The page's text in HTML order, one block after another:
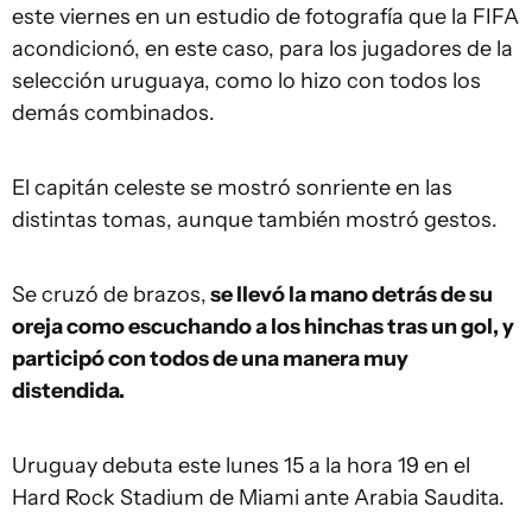
este viernes en un estudio de fotografía que la FIFA
acondicionó, en este caso, para los jugadores de la
selección uruguaya, como lo hizo con todos los
demás combinados.
El capitán celeste se mostró sonriente en las
distintas tomas, aunque también mostró gestos.
Se cruzó de brazos,se llevó la mano detrás de su
oreja como escuchando a los hinchas tras un gol, y
participó con todos de una manera muy
distendida.
Uruguay debuta este lunes 15 a la hora 19 en el
Hard Rock Stadium de Miami ante Arabia Saudita.